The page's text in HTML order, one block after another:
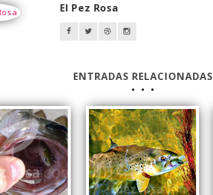
El Pez Rosa
ENTRADAS RELACIONADAS